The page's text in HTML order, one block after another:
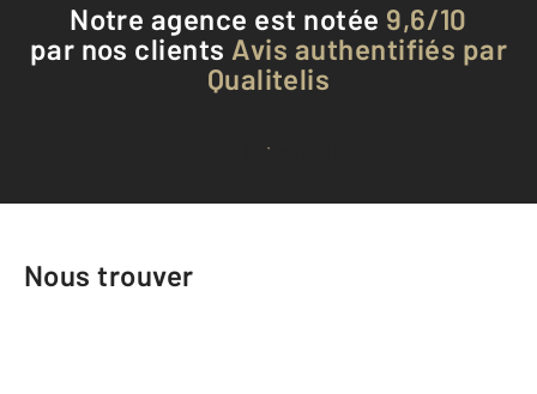
Notre agence est notée 9,6/10
par nos clients Avis authentifiés par
Qualitelis
Voir tous les avis clients
Nous trouver